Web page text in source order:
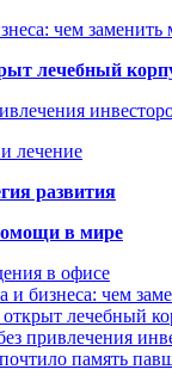
чем заменить
лечебный
лечение
развития
в мире
в офисе
и бизнеса: чем
лечебный
привлечения
память